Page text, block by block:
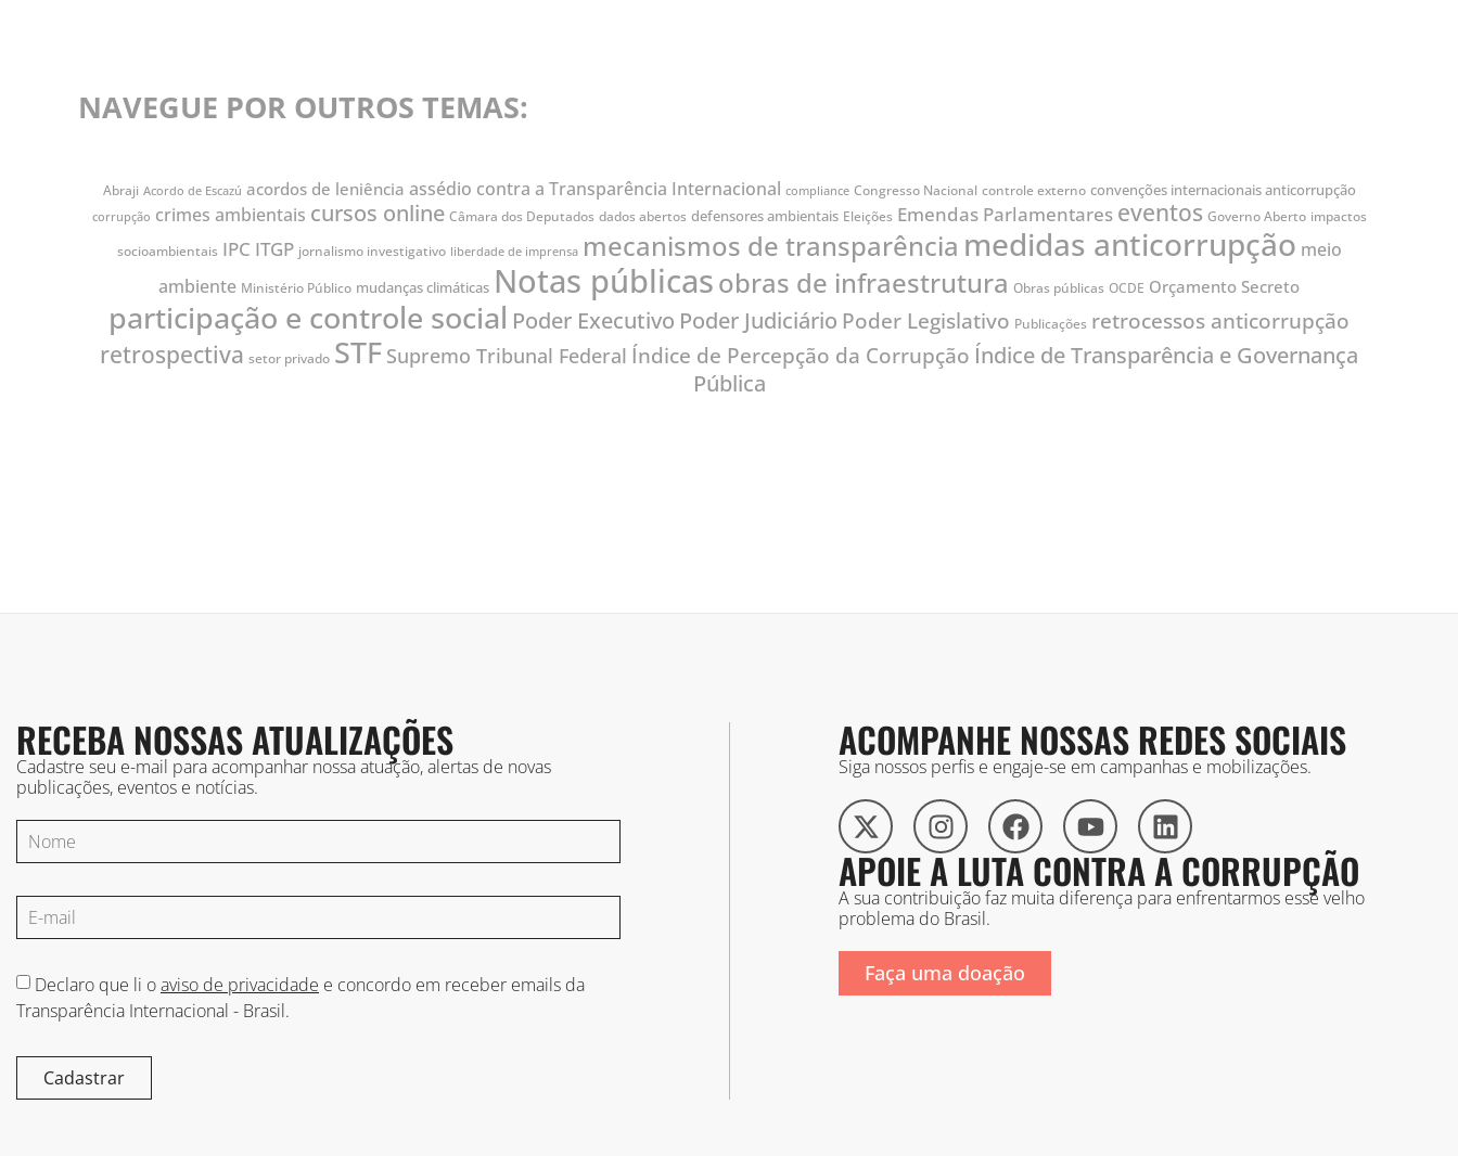
NAVEGUE POR OUTROS TEMAS:
Abraji Acordo de Escazú acordos de leniência assédio contra a Transparência Internacional compliance Congresso Nacional controle externo convenções internacionais anticorrupção
corrupção crimes ambientais cursos online Câmara dos Deputados dados abertos defensores ambientais Eleições Emendas Parlamentares eventos Governo Aberto impactos
socioambientais IPC ITGP jornalismo investigativo liberdade de imprensa mecanismos de transparência medidas anticorrupção meio
ambiente Ministério Público mudanças climáticas Notas públicasobras de infraestrutura Obras públicas OCDE Orçamento Secreto
participação e controle social Poder Executivo Poder Judiciário Poder Legislativo Publicações retrocessos anticorrupção
retrospectiva setor privado STF Supremo Tribunal Federal Índice de Percepção da Corrupção Índice de Transparência e Governança
Pública
RECEBA NOSSAS ATUALIZAÇÕES
Cadastre seu e-mail para acompanhar nossa atuação, alertas de novas
publicações, eventos e notícias.
Declaro que li oaviso de privacidade e concordo em receber emails da
Transparência Internacional - Brasil.
Cadastrar
ACOMPANHE NOSSAS REDES SOCIAIS
Siga nossos perfis e engaje-se em campanhas e mobilizações.
APOIE A LUTA CONTRA A CORRUPÇÃO
A sua contribuição faz muita diferença para enfrentarmos esse velho
problema do Brasil.
Faça uma doação